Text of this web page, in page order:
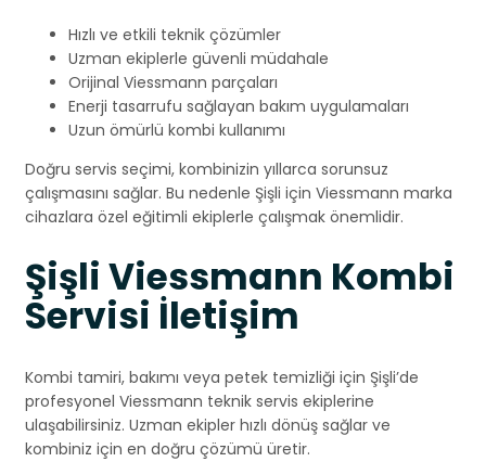
Hızlı ve etkili teknik çözümler
Uzman ekiplerle güvenli müdahale
Orijinal Viessmann parçaları
Enerji tasarrufu sağlayan bakım uygulamaları
Uzun ömürlü kombi kullanımı
Doğru servis seçimi, kombinizin yıllarca sorunsuz
çalışmasını sağlar. Bu nedenle Şişli için Viessmann marka
cihazlara özel eğitimli ekiplerle çalışmak önemlidir.
Şişli Viessmann Kombi
Servisi İletişim
Kombi tamiri, bakımı veya petek temizliği için Şişli’de
profesyonel Viessmann teknik servis ekiplerine
ulaşabilirsiniz. Uzman ekipler hızlı dönüş sağlar ve
kombiniz için en doğru çözümü üretir.